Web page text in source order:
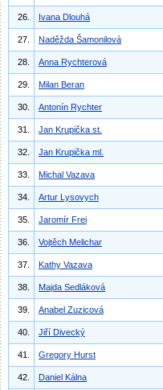
26. Ivana Dlouhá
27. Naděžda Šamonilová
28. Anna Rychterová
29. Milan Beran
30. Antonín Rychter
31. Jan Krupička st.
32. Jan Krupička ml.
33. Michal Vazava
34. Artur Lysovych
35. Jaromír Frei
36. Vojtěch Melichar
37. Kathy Vazava
38. Majda Sedláková
39. Anabel Zuzicová
40. Jiří Divecký
41. Gregory Hurst
42. Daniel Kálna